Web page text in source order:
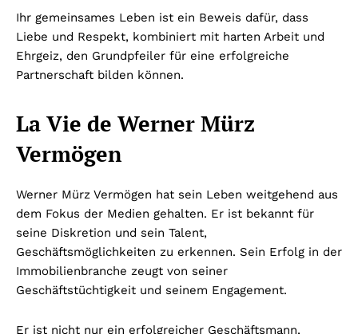
Ihr gemeinsames Leben ist ein Beweis dafür, dass
Liebe und Respekt, kombiniert mit harten Arbeit und
Ehrgeiz, den Grundpfeiler für eine erfolgreiche
Partnerschaft bilden können.
La Vie de Werner Mürz
Vermögen
Werner Mürz Vermögen hat sein Leben weitgehend aus
dem Fokus der Medien gehalten. Er ist bekannt für
seine Diskretion und sein Talent,
Geschäftsmöglichkeiten zu erkennen. Sein Erfolg in der
Immobilienbranche zeugt von seiner
Geschäftstüchtigkeit und seinem Engagement.
Er ist nicht nur ein erfolgreicher Geschäftsmann,